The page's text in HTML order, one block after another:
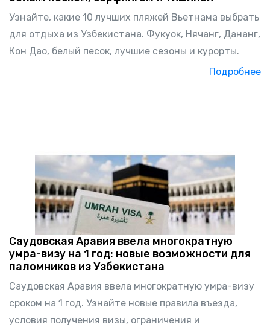
Узнайте, какие 10 лучших пляжей Вьетнама выбрать
для отдыха из Узбекистана. Фукуок, Нячанг, Дананг,
Кон Дао, белый песок, лучшие сезоны и курорты.
Подробнее
Саудовская Аравия ввела многократную
умра-визу на 1 год: новые возможности для
паломников из Узбекистана
Саудовская Аравия ввела многократную умра-визу
сроком на 1 год. Узнайте новые правила въезда,
условия получения визы, ограничения и